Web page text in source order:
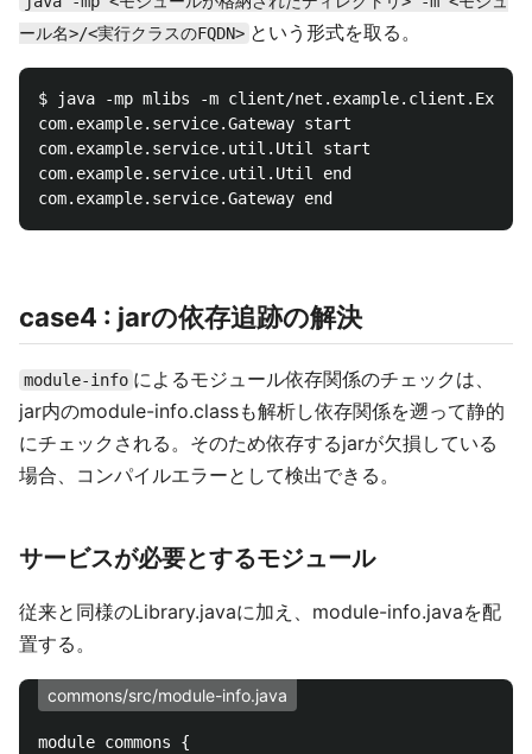
ール名>/<実行クラスのFQDN> という形式を取る。
$ java -mp mlibs -m client/
com.example.service.Gateway start
com.example.service.util.Util start
com.example.service.util.Util end
case4 : jarの依存追跡の解決
module-info によるモジュール依存関係のチェックは、
jar内のmodule-info.classも解析し依存関係を遡って静的
にチェックされる。そのため依存するjarが欠損している
場合、コンパイルエラーとして検出できる。
サービスが必要とするモジュール
従来と同様のLibrary.javaに加え、module-info.javaを配
置する。
commons/src/module-info.java
module commons {